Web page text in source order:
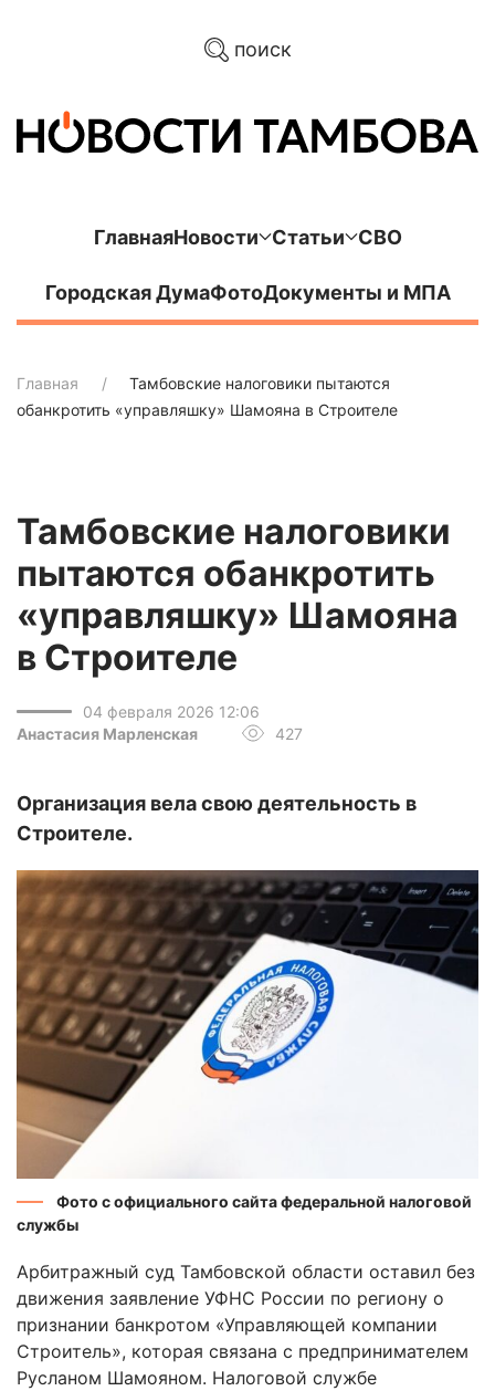
поиск
ГлавнаяНовости Статьи СВО
Городская ДумаФотоДокументы и МПА
Главная
Тамбовские налоговики пытаются
обанкротить «управляшку» Шамояна в Строителе
Тамбовские налоговики
пытаются обанкротить
«управляшку» Шамояна
в Строителе
04 февраля 2026 12:06
Анастасия Марленская
427
Организация вела свою деятельность в
Строителе.
Фото с официального сайта федеральной налоговой
службы
Арбитражный суд Тамбовской области оставил без
движения заявление УФНС России по региону о
признании банкротом «Управляющей компании
Строитель», которая связана с предпринимателем
Русланом Шамояном. Налоговой службе